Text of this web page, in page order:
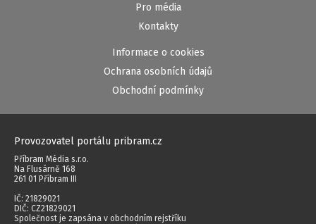
Pro média
Kontakty
Informace o cookies
Ochrana osobních údajů
Obchodní podmínky
Provozovatel portálu pribram.cz
Příbram Média s.r.o.
Na Flusárně 168
261 01 Příbram III
IČ: 21829021
DIČ: CZ21829021
Společnost je zapsána v obchodním rejstříku